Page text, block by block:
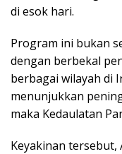
di esok hari.
Program ini bukan
dengan berbekal
berbagai wilayah di
menunjukkan
maka Kedaulatan
Keyakinan tersebut,